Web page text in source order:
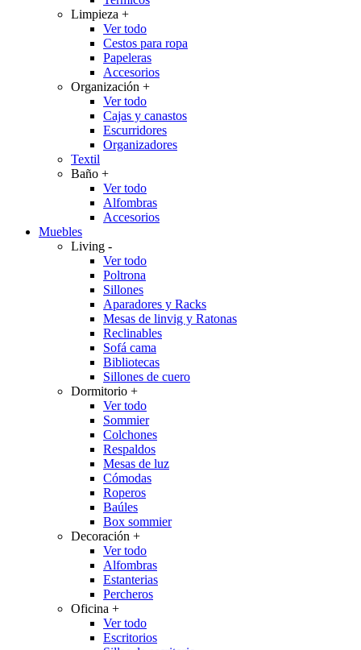
Limpieza +
Ver todo
Cestos para ropa
Papeleras
Accesorios
Organización +
Ver todo
Cajas y canastos
Escurridores
Organizadores
Textil
Baño +
Ver todo
Alfombras
Accesorios
Muebles
Living -
Ver todo
Poltrona
Sillones
Aparadores y Racks
Mesas de linvig y Ratonas
Reclinables
Sofá cama
Bibliotecas
Sillones de cuero
Dormitorio +
Ver todo
Sommier
Colchones
Respaldos
Mesas de luz
Cómodas
Roperos
Baúles
Box sommier
Decoración +
Ver todo
Alfombras
Estanterias
Percheros
Oficina +
Ver todo
Escritorios